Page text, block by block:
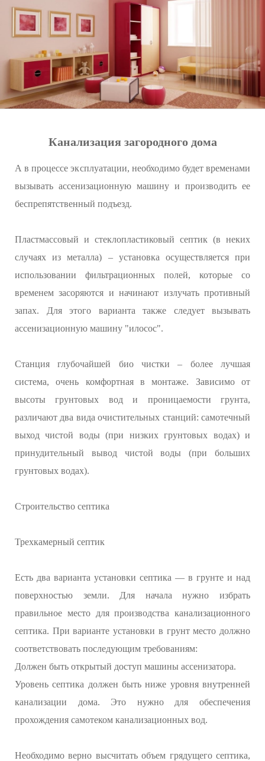
Канализация загородного дома
А в процессе эксплуатации, необходимо будет временами
вызывать ассенизационную машину и производить ее
беспрепятственный подъезд.
Пластмассовый и стеклопластиковый септик (в неких
случаях из металла) – установка осуществляется при
использовании фильтрационных полей, которые со
временем засоряются и начинают излучать противный
запах. Для этого варианта также следует вызывать
ассенизационную машину "илосос".
Станция глубочайшей био чистки – более лучшая
система, очень комфортная в монтаже. Зависимо от
высоты грунтовых вод и проницаемости грунта,
различают два вида очистительных станций: самотечный
выход чистой воды (при низких грунтовых водах) и
принудительный вывод чистой воды (при больших
грунтовых водах).
Строительство септика
Трехкамерный септик
Есть два варианта установки септика — в грунте и над
поверхностью земли. Для начала нужно избрать
правильное место для производства канализационного
септика. При варианте установки в грунт место должно
соответствовать последующим требованиям:
Должен быть открытый доступ машины ассенизатора.
Уровень септика должен быть ниже уровня внутренней
канализации дома. Это нужно для обеспечения
прохождения самотеком канализационных вод.
Необходимо верно высчитать объем грядущего септика,